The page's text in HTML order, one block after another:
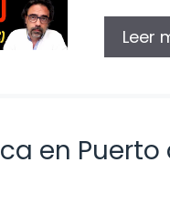
Leer
en Puerto